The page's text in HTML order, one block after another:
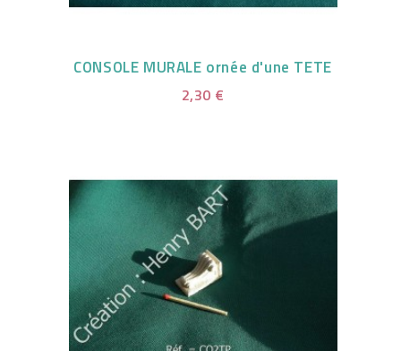
CONSOLE MURALE ornée d'une TETE
2,30 €